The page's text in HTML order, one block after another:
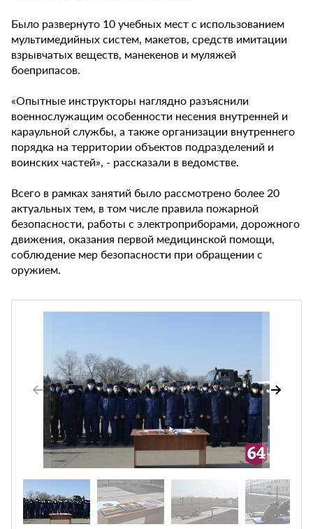
Было развернуто 10 учебных мест с использованием
мультимедийных систем, макетов, средств имитации
взрывчатых веществ, манекенов и муляжей
боеприпасов.
«Опытные инструкторы наглядно разъяснили
военнослужащим особенности несения внутренней и
караульной службы, а также организации внутреннего
порядка на территории объектов подразделений и
воинских частей», - рассказали в ведомстве.
Всего в рамках занятий было рассмотрено более 20
актуальных тем, в том числе правила пожарной
безопасности, работы с электроприборами, дорожного
движения, оказания первой медицинской помощи,
соблюдение мер безопасности при обращении с
оружием.